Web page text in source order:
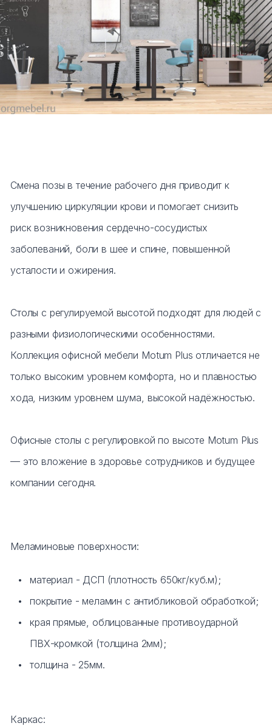
Смена позы в течение рабочего дня приводит к
улучшению циркуляции крови и помогает снизить
риск возникновения сердечно-сосудистых
заболеваний, боли в шее и спине, повышенной
усталости и ожирения.
Столы с регулируемой высотой подходят для людей с
разными физиологическими особенностями.
Коллекция офисной мебели Motum Plus отличается не
только высоким уровнем комфорта, но и плавностью
хода, низким уровнем шума, высокой надёжностью.
Офисные столы с регулировкой по высоте Motum Plus
— это вложение в здоровье сотрудников и будущее
компании сегодня.
Меламиновые поверхности:
материал - ДСП (плотность 650кг/куб.м);
покрытие - меламин с антибликовой обработкой;
края прямые, облицованные противоударной
ПВХ-кромкой (толщина 2мм);
толщина - 25мм.
Каркас:
Тумбы офисные
Офисные шкафы
Офисные диваны
Сейфы и металлическая мебель